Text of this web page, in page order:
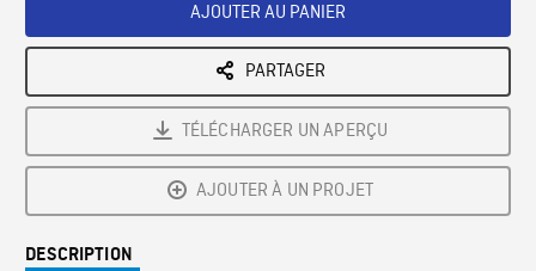
AJOUTER AU PANIER
PARTAGER
TÉLÉCHARGER UN APERÇU
AJOUTER À UN PROJET
DESCRIPTION